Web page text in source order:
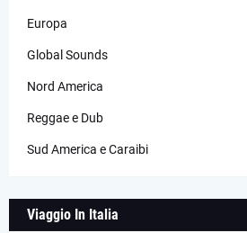
Europa
Global Sounds
Nord America
Reggae e Dub
Sud America e Caraibi
Viaggio In Italia